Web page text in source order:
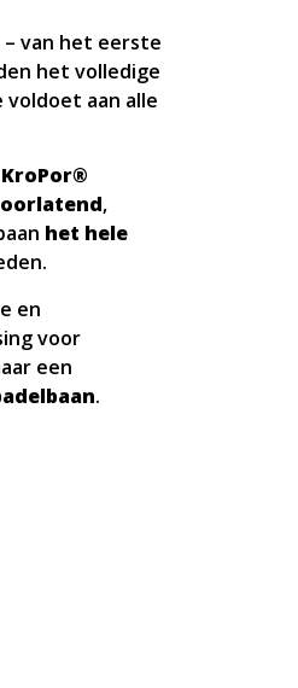
van het eerste
het volledige
aan alle
KroPor®
,
het hele
en
voor
een
.